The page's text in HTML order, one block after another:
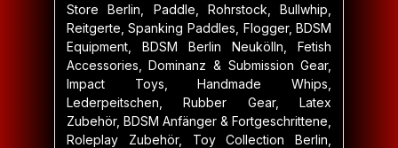
Store Berlin, Paddle, Rohrstock, Bullwhip,
Reitgerte, Spanking Paddles, Flogger, BDSM
Equipment, BDSM Berlin Neukölln, Fetish
Accessories, Dominanz & Submission Gear,
Impact Toys, Handmade Whips,
Lederpeitschen, Rubber Gear, Latex
Zubehör, BDSM Anfänger & Fortgeschrittene,
Roleplay Zubehör, Toy Collection Berlin,